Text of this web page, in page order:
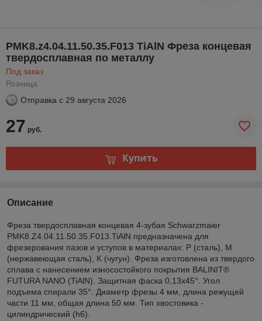
PMK8.z4.04.11.50.35.F013 TiAlN Фреза концевая
твердосплавная по металлу
Под заказ
Розница
Отправка с 29 августа 2026
27 руб.
Купить
Описание
Фреза твердосплавная концевая 4-зубая Schwarzmaier
PMK8.Z4.04.11.50.35.F013.TiAlN предназначена для
фрезерования пазов и уступов в материалах: P (сталь), M
(нержавеющая сталь), K (чугун). Фреза изготовлена из твердого
сплава с нанесением износостойкого покрытия BALINIT®
FUTURA NANO (TiAlN). Защитная фаска 0,13x45°. Угол
подъема спирали 35°. Диаметр фрезы 4 мм, длина режущей
части 11 мм, общая длина 50 мм. Тип хвостовика -
цилиндрический (h6).